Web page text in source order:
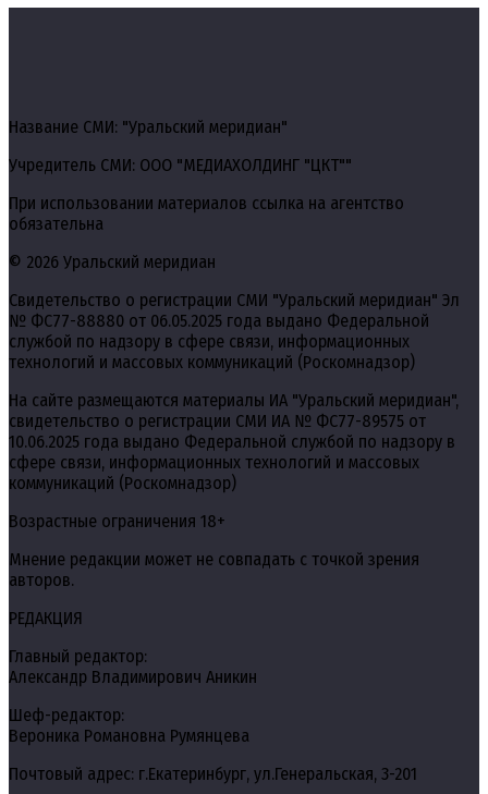
Название СМИ: "Уральский меридиан"
Учредитель СМИ: ООО "МЕДИАХОЛДИНГ "ЦКТ""
При использовании материалов ссылка на агентство
обязательна
© 2026 Уральский меридиан
Свидетельство о регистрации СМИ "Уральский меридиан" Эл
№ ФС77-88880 от 06.05.2025 года выдано Федеральной
службой по надзору в сфере связи, информационных
технологий и массовых коммуникаций (Роскомнадзор)
На сайте размещаются материалы ИА "Уральский меридиан",
свидетельство о регистрации СМИ ИА № ФС77-89575 от
10.06.2025 года выдано Федеральной службой по надзору в
сфере связи, информационных технологий и массовых
коммуникаций (Роскомнадзор)
Возрастные ограничения 18+
Мнение редакции может не совпадать с точкой зрения
авторов.
РЕДАКЦИЯ
Главный редактор:
Александр Владимирович Аникин
Шеф-редактор:
Вероника Романовна Румянцева
Почтовый адрес: г.Екатеринбург, ул.Генеральская, 3-201